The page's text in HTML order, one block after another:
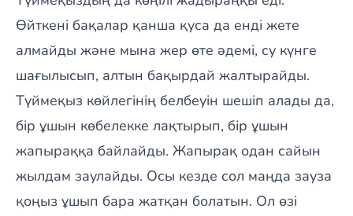
Өйткені бақалар қанша қуса да енді жете
алмайды және мына жер өте әдемі, су күнге
шағылысып, алтын бақырдай жалтырайды.
Түймеқыз көйлегінің белбеуін шешіп алады да,
бір ұшын көбелекке лақтырып, бір ұшын
жапыраққа байлайды. Жапырақ одан сайын
жылдам заулайды. Осы кезде сол маңда зауза
қоңыз ұшып бара жатқан болатын. Ол өзі